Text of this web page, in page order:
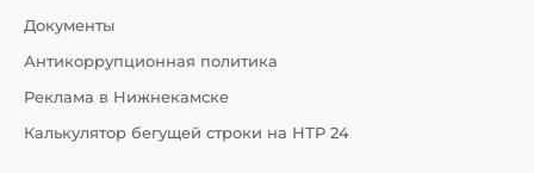
Документы
Антикоррупционная политика
Реклама в Нижнекамске
Калькулятор бегущей строки на НТР 24